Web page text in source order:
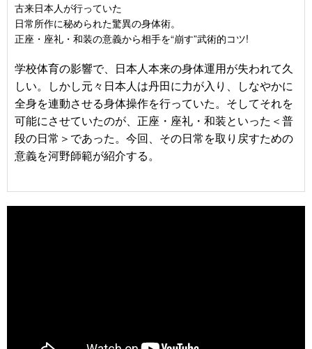
古来日本人が行っていた
日常所作に秘められた驚異の身体術。
正座・座礼・和装の意義から相手を“崩す”武術的コツ!
学校体育の影響で、日本人本来の身体運用が失われて久
しい。しかし元々日本人は丹田に力が入り、しなやかに
全身を連動させる身体操作を行っていた。そしてそれを
可能にさせていたのが、正座・座礼・和装といった＜普
段の日常＞であった。今回、その日常を取り戻すための
意義を河野師範が紹介する。